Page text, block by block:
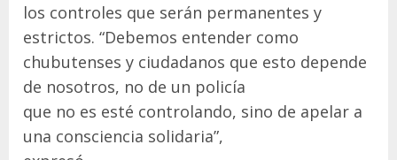
los controles que serán permanentes y
estrictos. “Debemos entender como
chubutenses y ciudadanos que esto depende
de nosotros, no de un policía
que no es esté controlando, sino de apelar a
una consciencia solidaria”,